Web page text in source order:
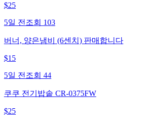
$25
5일 전 조회 103
버너, 양은냄비 (6센치) 판매합니다
$15
5일 전 조회 44
쿠쿠 전기밥솥 CR-0375FW
$25